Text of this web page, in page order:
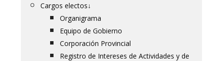
Cargos electos↓
Organigrama
Equipo de Gobierno
Corporación Provincial
Registro de Intereses de Actividades y de